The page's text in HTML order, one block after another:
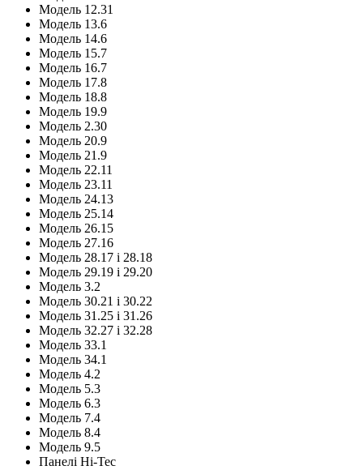
Модель 12.31
Модель 13.6
Модель 14.6
Модель 15.7
Модель 16.7
Модель 17.8
Модель 18.8
Модель 19.9
Модель 2.30
Модель 20.9
Модель 21.9
Модель 22.11
Модель 23.11
Модель 24.13
Модель 25.14
Модель 26.15
Модель 27.16
Модель 28.17 і 28.18
Модель 29.19 і 29.20
Модель 3.2
Модель 30.21 і 30.22
Модель 31.25 і 31.26
Модель 32.27 і 32.28
Модель 33.1
Модель 34.1
Модель 4.2
Модель 5.3
Модель 6.3
Модель 7.4
Модель 8.4
Модель 9.5
Панелі Hi-Tec